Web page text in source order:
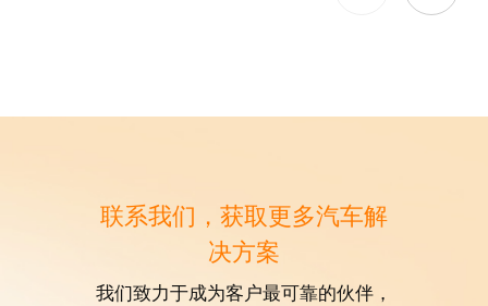
联系我们，获取更多汽车解
决方案
我们致力于成为客户最可靠的伙伴，